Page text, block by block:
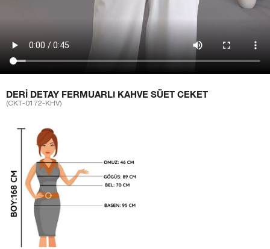
DERI DETAY FERMUARLI KAHVE SÜET CEKET
(CKT-0172-KHV)